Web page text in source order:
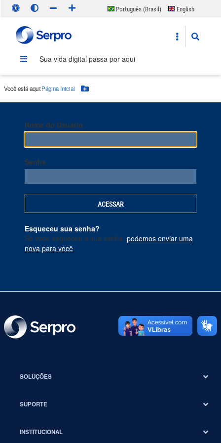
Português (Brasil)
English
Sua vida digital passa por aqui
Você está aqui:Página Inicial Botão Menu
Nome do Usuário
Senha
Esqueceu sua senha?
Se você esqueceu a sua senha, podemos enviar uma
nova para você
SOLUÇÕES
SUPORTE
INSTITUCIONAL